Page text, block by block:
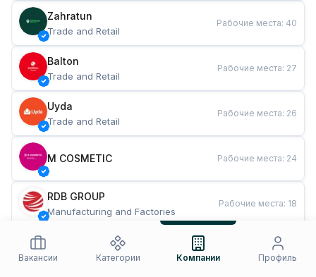
Zahratun
Trade and Retail
Рабочие места: 40
Balton
Trade and Retail
Рабочие места: 27
Uyda
Trade and Retail
Рабочие места: 26
M COSMETIC Рабочие места: 24
RDB GROUP
Manufacturing and Factories
Рабочие места: 18
Restaurants and Fast Food
Рабочие места
Вакансии
Категории Компании Профиль